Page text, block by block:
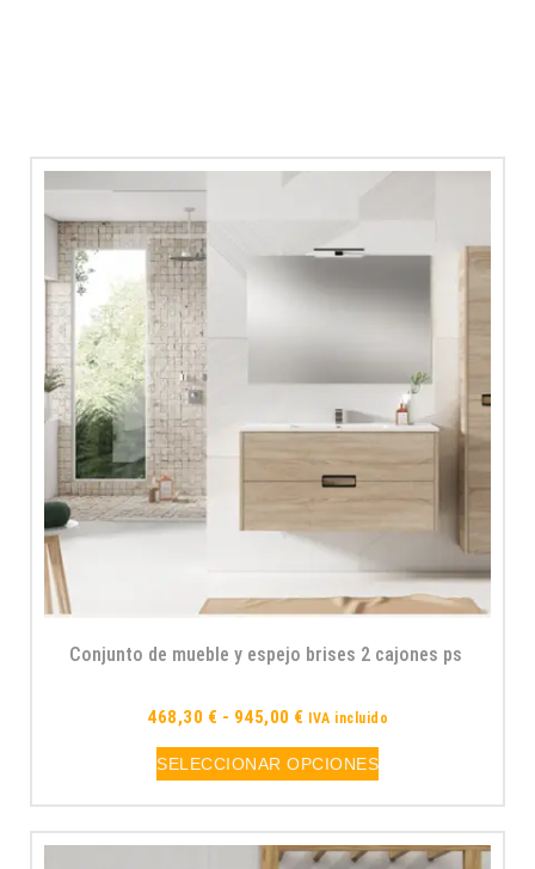
Conjunto de mueble y espejo brises 2 cajones ps
468,30 € - 945,00 € IVA incluido
SELECCIONAR OPCIONES